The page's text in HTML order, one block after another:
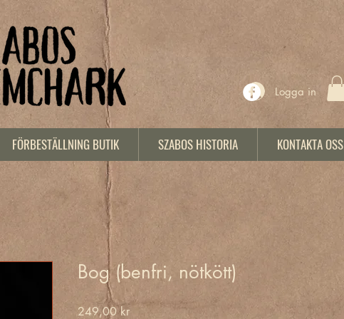
Logga in
FÖRBESTÄLLNING BUTIK SZABOS HISTORIA KONTAKTA OSS
Bog (benfri, nötkött)
249,00 krPris